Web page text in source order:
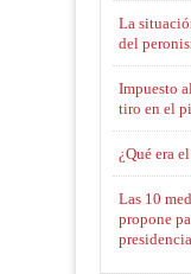
La
del
Impuesto
tiro en el
¿Qué era
Las 10
propone